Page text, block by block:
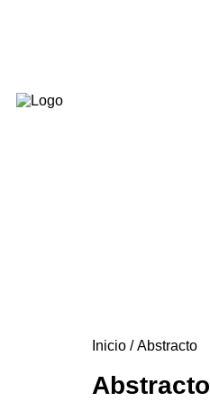
Inicio / Abstracto
Abstracto